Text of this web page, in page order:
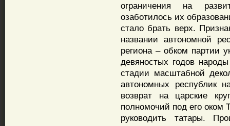
ограничения на
озаботилось их
стало брать верх.
названии автономной
региона – обком партии
девяностых годов
стадии масштабной
автономных республик
возврат на царские
полномочий под его оком
руководить татары.